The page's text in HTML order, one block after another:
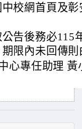
校網首頁及
告後務必115
限內未回傳
心專任助理